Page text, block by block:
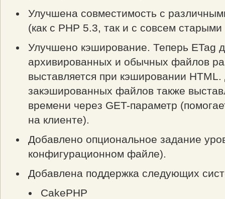
Улучшена совместимость с
(как с PHP 5.3, так и с совсем
Улучшено кэширование. Теперь ETag
архивированных и обычных файлов
выставляется при кэшировании HTML.
закэшированных файлов также
времени через GET-параметр
на клиенте).
Добавлено опциональное задание
конфигурационном файле).
Добавлена поддержка следующих
CakePHP